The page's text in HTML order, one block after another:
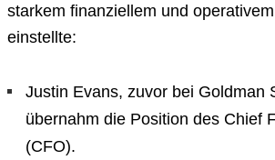
starkem finanziellem und
einstellte:
Justin Evans, zuvor bei Goldman
übernahm die Position des Chief
(CFO).